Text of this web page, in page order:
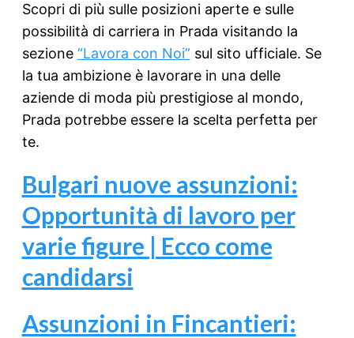
Scopri di più sulle posizioni aperte e sulle
possibilità di carriera in Prada visitando la
sezione “Lavora con Noi” sul sito ufficiale. Se
la tua ambizione è lavorare in una delle
aziende di moda più prestigiose al mondo,
Prada potrebbe essere la scelta perfetta per
te.
Bulgari nuove assunzioni:
Opportunità di lavoro per
varie figure | Ecco come
candidarsi
Assunzioni in Fincantieri: